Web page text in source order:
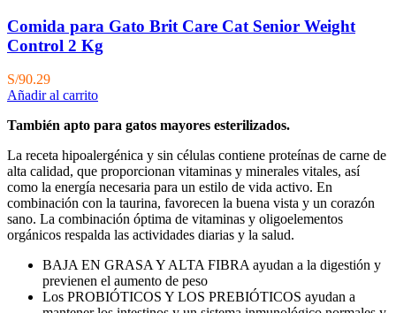
Comida para Gato Brit Care Cat Senior Weight
Control 2 Kg
S/90.29
Añadir al carrito
También apto para gatos mayores esterilizados.
La receta hipoalergénica y sin células contiene proteínas de carne de
alta calidad, que proporcionan vitaminas y minerales vitales, así
como la energía necesaria para un estilo de vida activo. En
combinación con la taurina, favorecen la buena vista y un corazón
sano. La combinación óptima de vitaminas y oligoelementos
orgánicos respalda las actividades diarias y la salud.
BAJA EN GRASA Y ALTA FIBRA ayudan a la digestión y
previenen el aumento de peso
Los PROBIÓTICOS Y LOS PREBIÓTICOS ayudan a